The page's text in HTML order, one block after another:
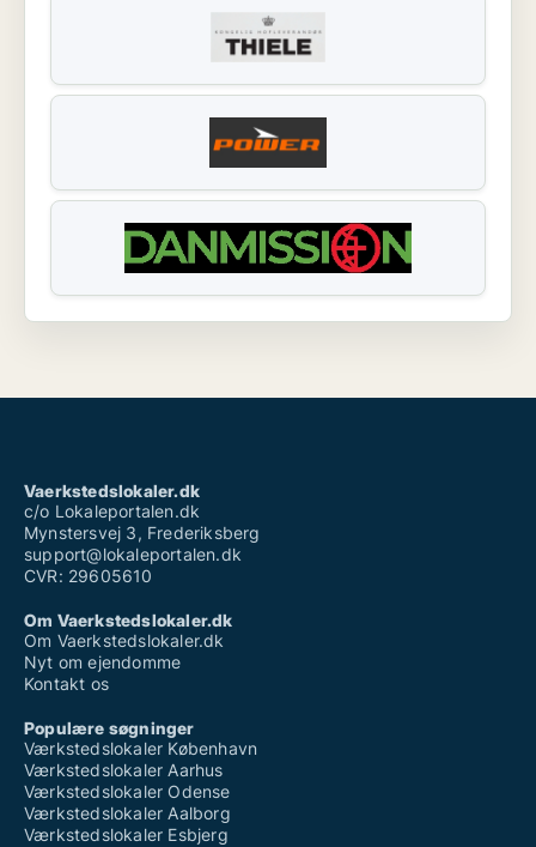
Vaerkstedslokaler.dk
c/o Lokaleportalen.dk
Mynstersvej 3, Frederiksberg
support@lokaleportalen.dk
CVR: 29605610
Om Vaerkstedslokaler.dk
Om Vaerkstedslokaler.dk
Nyt om ejendomme
Kontakt os
Populære søgninger
Værkstedslokaler København
Værkstedslokaler Aarhus
Værkstedslokaler Odense
Værkstedslokaler Aalborg
Værkstedslokaler Esbjerg